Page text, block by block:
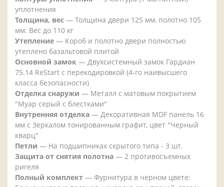
уплотнения
Толщина, вес — Толщина двери 125 мм, полотно 105
мм. Вес до 110 кг
Утепление — Короб и полотно двери полностью
утеплено базальтовой плитой
Основной замок — Двухсистемный замок Гардиан
75.14 ReStart с перекодировкой (4-го наивысшего
класса безопасности)
Отделка снаружи — Металл с матовым покрытием
"Муар серый с блестками"
Внутренняя отделка — Декоративная MDF панель 16
мм с Зеркалом тонированным графит, цвет "Черный
кварц"
Петли — На подшипниках скрытого типа - 3 шт.
Защита от снятия полотна — 2 противосъемных
ригеля
Полный комплект — Фурнитура в черном цвете: